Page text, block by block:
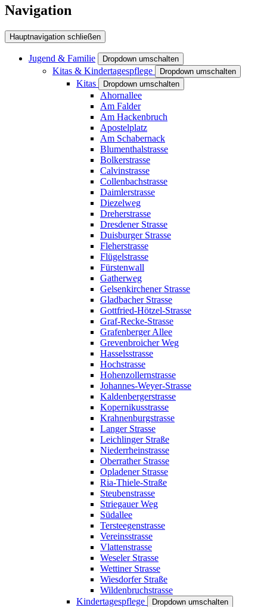
Navigation
Hauptnavigation schließen
Jugend & Familie Dropdown umschalten
Kitas & Kindertagespflege Dropdown umschalten
Kitas Dropdown umschalten
Ahornallee
Am Falder
Am Hackenbruch
Apostelplatz
Am Schabernack
Blumenthalstrasse
Bolkerstrasse
Calvinstrasse
Collenbachstrasse
Daimlerstrasse
Diezelweg
Dreherstrasse
Dresdener Strasse
Duisburger Strasse
Fleherstrasse
Flügelstrasse
Fürstenwall
Gatherweg
Gelsenkirchener Strasse
Gladbacher Strasse
Gottfried-Hötzel-Strasse
Graf-Recke-Strasse
Grafenberger Allee
Grevenbroicher Weg
Hasselsstrasse
Hochstrasse
Hohenzollernstrasse
Johannes-Weyer-Strasse
Kaldenbergerstrasse
Kopernikusstrasse
Krahnenburgstrasse
Langer Strasse
Leichlinger Straße
Niederrheinstrasse
Oberrather Strasse
Opladener Strasse
Ria-Thiele-Straße
Steubenstrasse
Striegauer Weg
Südallee
Tersteegenstrasse
Vereinsstrasse
Vlattenstrasse
Weseler Strasse
Wettiner Strasse
Wiesdorfer Straße
Wildenbruchstrasse
Kindertagespflege
Dropdown umschalten